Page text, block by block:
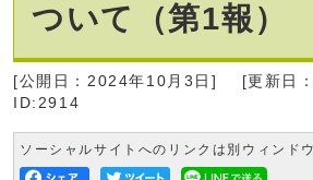
ついて（第1報）
[公開日：2024年10月3日]
[更新日
ID:2914
ソーシャルサイトへのリンクは別ウィンド